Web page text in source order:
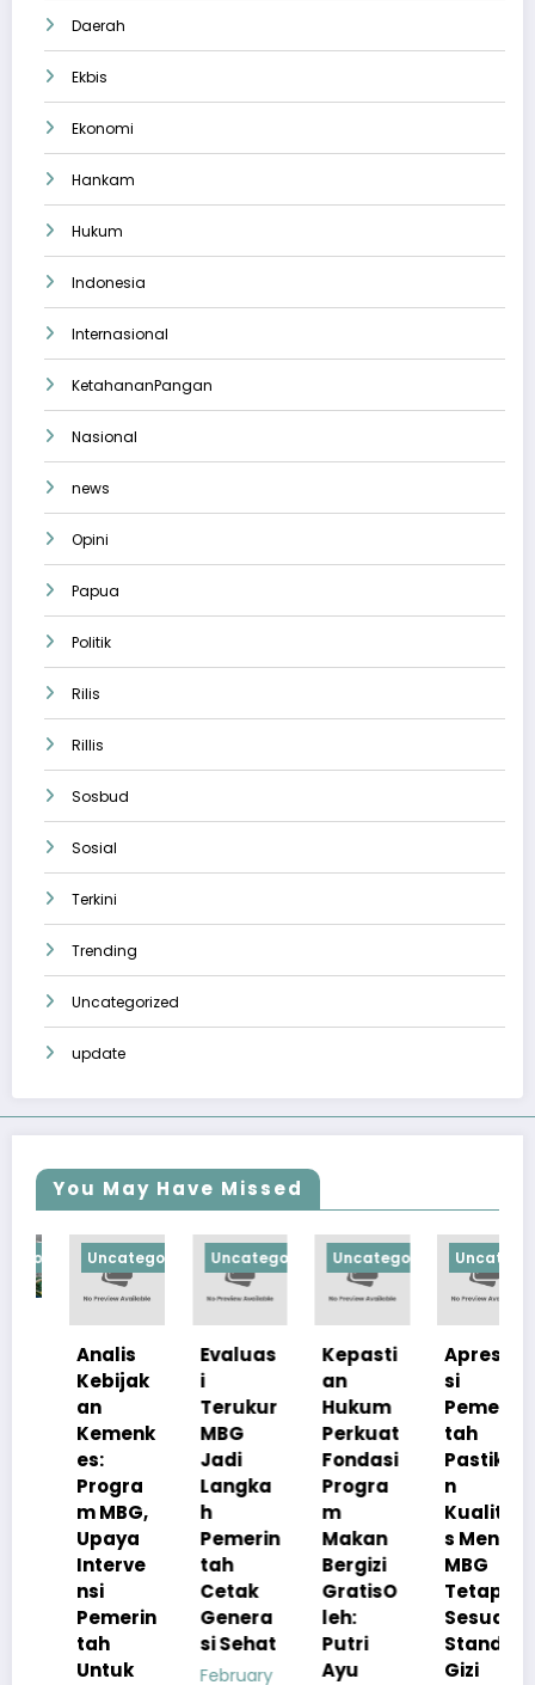
Daerah
Ekbis
Ekonomi
Hankam
Hukum
Indonesia
Internasional
KetahananPangan
Nasional
news
Opini
Papua
Politik
Rilis
Rillis
Sosbud
Sosial
Terkini
Trending
Uncategorized
update
You May Have Missed
Uncategorized
Analis
Kebijak
Kemenk
Progra
m MBG,
Upaya
Interve
Pemerin
Untuk
Uncategorized
Evaluas
Terukur
MBG
Jadi
Langka
Pemerin
Cetak
Genera
si Sehat
February
Uncategorized
Kepasti
Hukum
Perkuat
Fondasi
Progra
Makan
Bergizi
GratisO
Putri
Ayu
Uncategorized
Apresia
Pemerin
Pastika
Kualita
s Menu
MBG
Tetap
Sesuai
Standar